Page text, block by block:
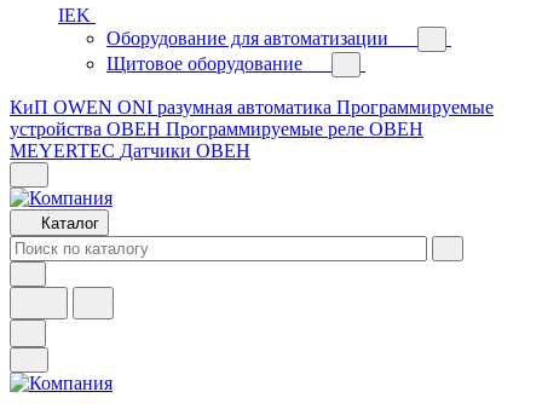
IEK
Оборудование для автоматизации
Щитовое оборудование
КиП OWEN ONI разумная автоматика Программируемые
устройства ОВЕН Программируемые реле ОВЕН
MEYERTEC Датчики ОВЕН
Каталог